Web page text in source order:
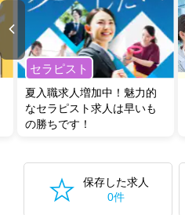
セラピスト
夏入職求人増加中！魅力的
なセラピスト求人は早いも
の勝ちです！
保存した求人
0件